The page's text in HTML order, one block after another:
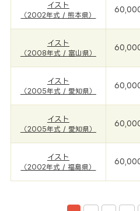
イスト
（2002年式 / 熊本県）
イスト
（2008年式 / 富山県）
イスト
（2005年式 / 愛知県）
イスト
（2005年式 / 愛知県）
イスト
（2002年式 / 福島県）